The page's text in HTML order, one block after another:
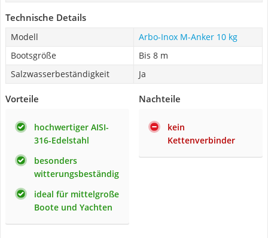
Technische Details
Modell
Arbo-Inox M-Anker 10 kg
Bootsgröße
Bis 8 m
Salzwasserbeständigkeit
Ja
Vorteile
hochwertiger AISI-
316-Edelstahl
besonders
witterungsbeständig
ideal für mittelgroße
Boote und Yachten
Nachteile
kein
Kettenverbinder